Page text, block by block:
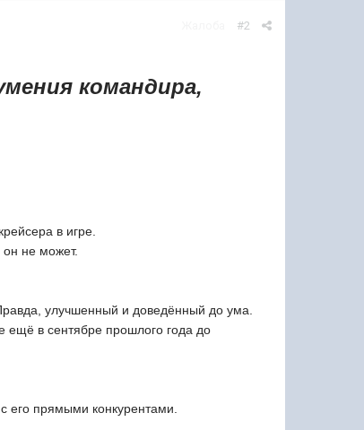
#2
командира,
в игре.
не может.
улучшенный и доведённый до ума.
ещё в сентябре прошлого года до
его прямыми конкурентами.